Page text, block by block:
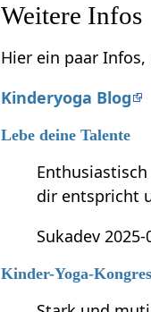
Weitere Infos
Hier ein paar
Kinderyoga Blog
Lebe deine Talente
dir entspricht
Sukadev
Kinder-Yoga-